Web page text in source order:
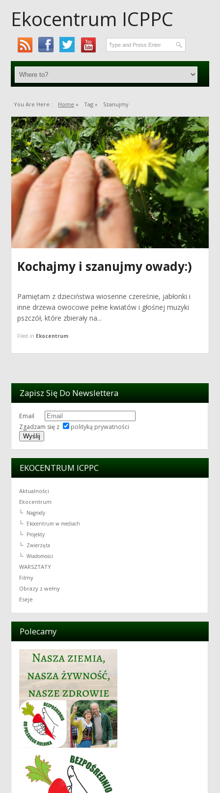
Ekocentrum ICPPC
You Are Here : Home » Tag » Szanujmy
Kochajmy i szanujmy owady:)
Pamiętam z dzieciństwa wiosenne czereśnie, jabłonki i
inne drzewa owocowe pełne kwiatów i głośnej muzyki
pszczół, które zbierały na...
Filed in Ekocentrum
Zapisz Się Do Newslettera
Email
Zgadzam się z
polityką prywatności
EKOCENTRUM ICPPC
Aktualności
Ekocentrum
Nagrody
Ekocentrum w mediach
Projekty
Zwierzęta
Wiadomości
WARSZTATY
Filmy
Obrazy z wełny
Eseje
Polecamy